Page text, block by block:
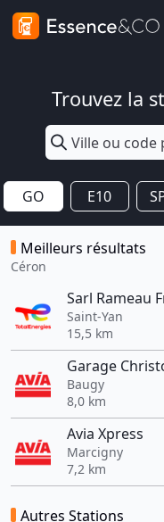
Trouvez la
GO E10
Meilleurs résultats
Céron
Sarl Rameau
Saint-Yan
15,5 km
Garage
Baugy
8,0 km
Avia Xpress
Marcigny
7,2 km
Autres Stations